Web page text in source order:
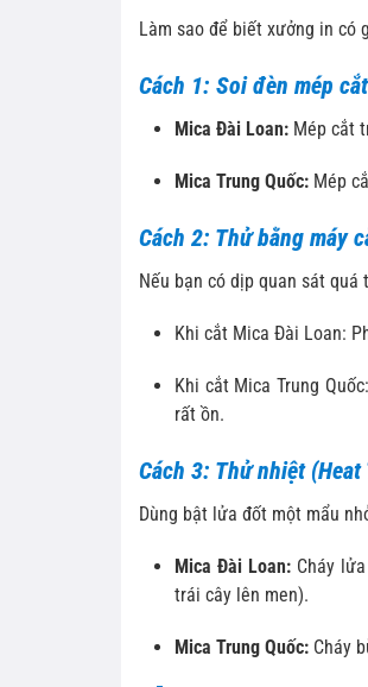
Làm sao để biết xưởng in có
Cách 1: Soi đèn mép
Mica Đài Loan: Mép cắt
Mica Trung Quốc: Mép
Cách 2: Thử bằng máy
Nếu bạn có dịp quan sát quá
Khi cắt Mica Đài Loan:
Khi cắt Mica Trung
rất ồn.
Cách 3: Thử nhiệt
Dùng bật lửa đốt một mẩu
Mica Đài Loan:Cháy lửa
trái cây lên men).
Mica Trung Quốc: Cháy